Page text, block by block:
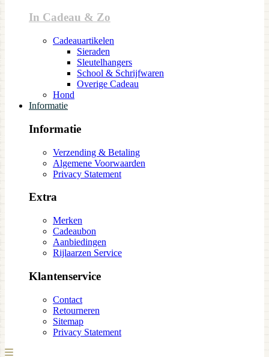
In Cadeau & Zo
Cadeauartikelen
Sieraden
Sleutelhangers
School & Schrijfwaren
Overige Cadeau
Hond
Informatie
Informatie
Verzending & Betaling
Algemene Voorwaarden
Privacy Statement
Extra
Merken
Cadeaubon
Aanbiedingen
Rijlaarzen Service
Klantenservice
Contact
Retourneren
Sitemap
Privacy Statement